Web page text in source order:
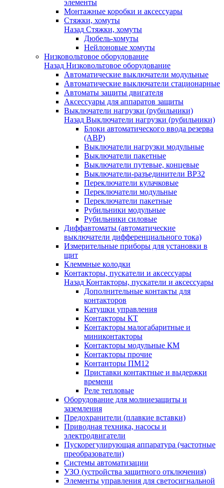
элементы
Монтажные коробки и аксессуары
Стяжки, хомуты
Назад Стяжки, хомуты
Дюбель-хомуты
Нейлоновые хомуты
Низковольтовое оборудование
Назад Низковольтовое оборудование
Автоматические выключатели модульные
Автоматические выключатели стационарные
Автоматы защиты двигателя
Аксессуары для аппаратов защиты
Выключатели нагрузки (рубильники)
Назад Выключатели нагрузки (рубильники)
Блоки автоматического ввода резерва
(АВР)
Выключатели нагрузки модульные
Выключатели пакетные
Выключатели путевые, концевые
Выключатели-разъединители ВР32
Переключатели кулачковые
Переключатели модульные
Переключатели пакетные
Рубильники модульные
Рубильники силовые
Диффавтоматы (автоматические
выключатели дифференциального тока)
Измерительные приборы для установки в
щит
Клеммные колодки
Контакторы, пускатели и аксессуары
Назад Контакторы, пускатели и аксессуары
Дополнительные контакты для
контакторов
Катушки управления
Контакторы КТ
Контакторы малогабаритные и
миниконтакторы
Контакторы модульные КМ
Контакторы прочие
Контанторы ПМ12
Приставки контактные и выдержки
времени
Реле тепловые
Оборудование для молниезащиты и
заземления
Предохранители (плавкие вставки)
Приводная техника, насосы и
электродвигатели
Пускорегулирующая аппаратура (частотные
преобразователи)
Системы автоматизации
УЗО (устройства защитного отключения)
Элементы управления для светосигнальной